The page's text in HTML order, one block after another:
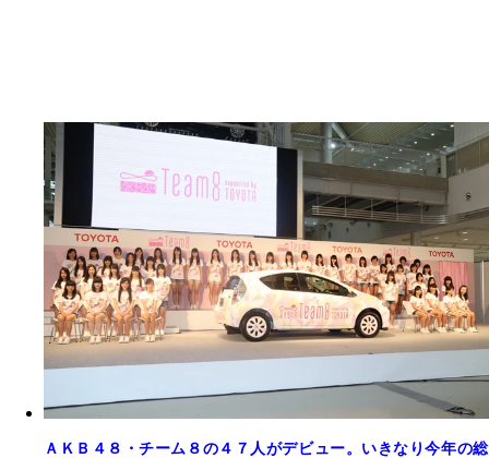
ＡＫＢ４８・チーム８の４７人がデビュー。いきなり今年の総